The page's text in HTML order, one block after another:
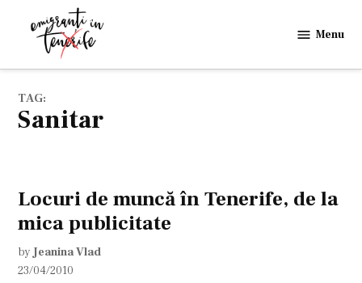
in
Menu
TAG:
sanitar
Locuri de muncă în Tenerife, de la
mica publicitate
by Jeanina Vlad
23/04/2010